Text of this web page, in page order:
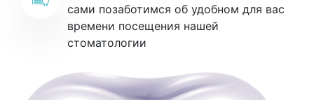
сами позаботимся об удобном для вас
времени посещения нашей
стоматологии